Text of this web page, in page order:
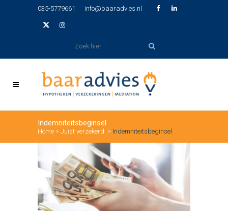
035-5779661 info@baaradvies.nl
Indemniteitsbeginsel
Home > Juist verzekerd > Indemniteitsbeginsel